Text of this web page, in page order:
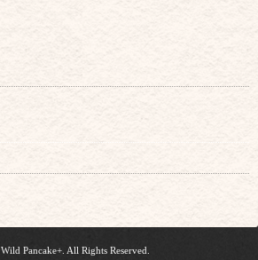
Wild Pancake+. All Rights Reserved.